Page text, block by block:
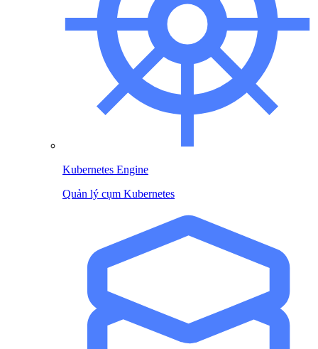
Kubernetes Engine
Quản lý cụm Kubernetes